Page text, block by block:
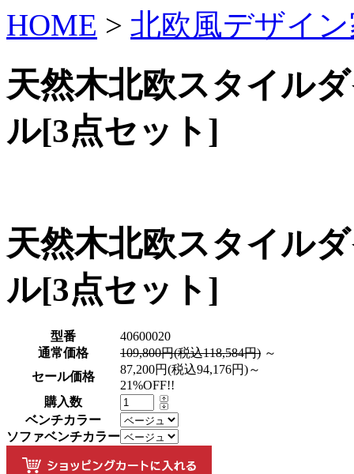
HOME > 北欧風デザイ
天然木北欧スタイル
ル[3点セット]
天然木北欧スタイル
ル[3点セット]
型番
40600020
通常価格
109,800円(税込118,584円) ～
セール価格
87,200円(税込94,176円)～
21%OFF!!
購入数
ベンチカラー
ソファベンチカラー